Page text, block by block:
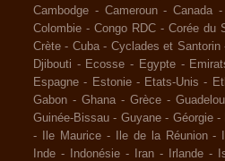
Cambodge - Cameroun - Canada -
Colombie - Congo RDC - Corée du
Crète - Cuba - Cyclades et Santorin
Djibouti - Ecosse - Egypte -
Espagne - Estonie - Etats-Unis -
Gabon - Ghana - Grèce -
Guinée-Bissau - Guyane - Géorgie -
-
Ile Maurice - Ile de la Réunion -
Inde - Indonésie - Iran - Irlande -